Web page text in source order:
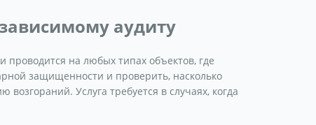
аудиту
проводится на любых типах объектов, где
защищенности и проверить, насколько
Услуга требуется в случаях, когда